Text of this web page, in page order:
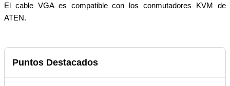
El cable VGA es compatible con los conmutadores KVM de
ATEN.
Puntos Destacados